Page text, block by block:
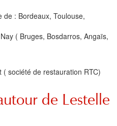
de : Bordeaux, Toulouse,
( Bruges, Bosdarros, Angaïs,
( société de restauration RTC)
de Lestelle